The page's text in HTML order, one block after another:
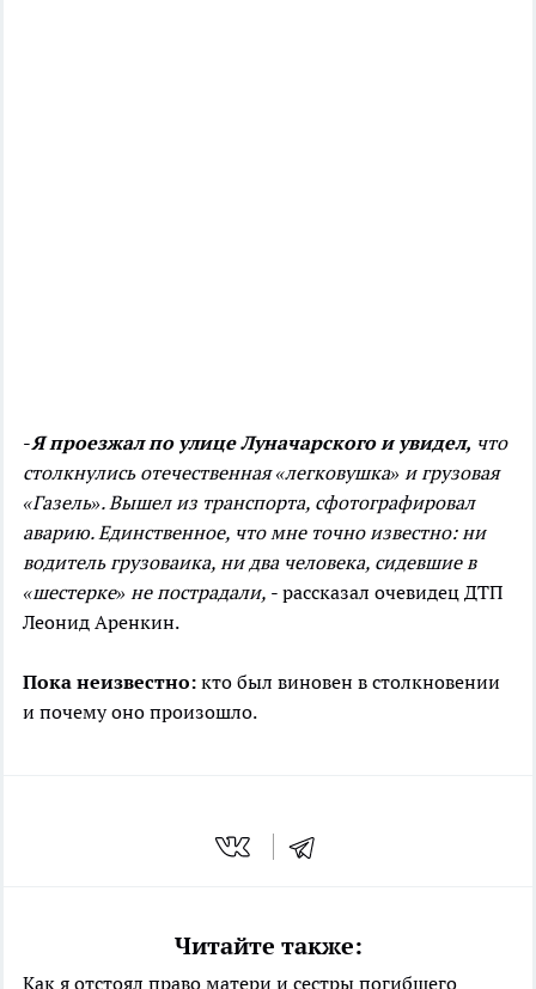
-Я проезжал по улице Луначарского и увидел, что
столкнулись отечественная «легковушка» и грузовая
«Газель». Вышел из транспорта, сфотографировал
аварию. Единственное, что мне точно известно: ни
водитель грузоваика, ни два человека, сидевшие в
«шестерке» не пострадали, - рассказал очевидец ДТП
Леонид Аренкин.
Пока неизвестно: кто был виновен в столкновении
и почему оно произошло.
Читайте также:
Как я отстоял право матери и сестры погибшего